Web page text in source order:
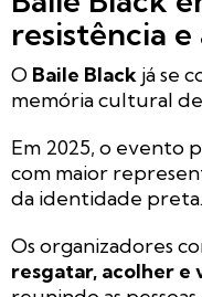
resistência
O Baile Black já se
memória cultural de
Em 2025, o evento
com maior
da identidade preta.
Os organizadores
resgatar, acolher